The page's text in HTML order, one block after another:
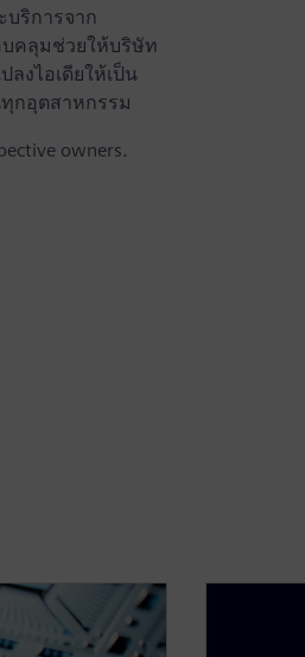
ริการจาก
บคลุมช่วยให้บริษัท
งไอเดียให้เป็น
กอุตสาหกรรม
owners.